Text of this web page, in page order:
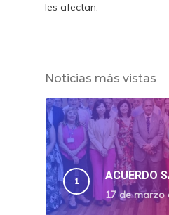
les afectan.
Noticias más vistas
ACUERDO
17 de marzo